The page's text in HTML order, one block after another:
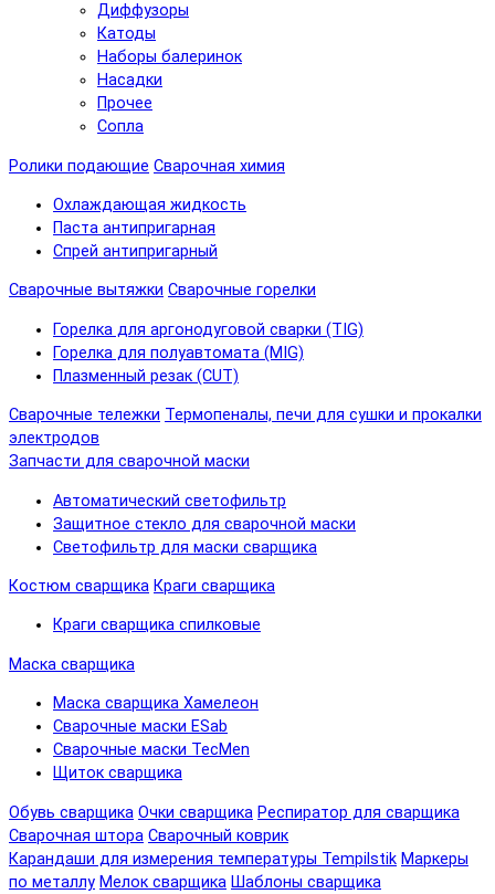
Диффузоры
Катоды
Наборы балеринок
Насадки
Прочее
Сопла
Ролики подающие Сварочная химия
Охлаждающая жидкость
Паста антипригарная
Спрей антипригарный
Сварочные вытяжки Сварочные горелки
Горелка для аргонодуговой сварки (TIG)
Горелка для полуавтомата (MIG)
Плазменный резак (CUT)
Сварочные тележки Термопеналы, печи для сушки и прокалки
электродов
Запчасти для сварочной маски
Автоматический светофильтр
Защитное стекло для сварочной маски
Светофильтр для маски сварщика
Костюм сварщика Краги сварщика
Краги сварщика спилковые
Маска сварщика
Маска сварщика Хамелеон
Сварочные маски ESab
Сварочные маски TecMen
Щиток сварщика
Обувь сварщика Очки сварщика Респиратор для сварщика
Сварочная штора Сварочный коврик
Карандаши для измерения температуры Tempilstik Маркеры
по металлу Мелок сварщика Шаблоны сварщика